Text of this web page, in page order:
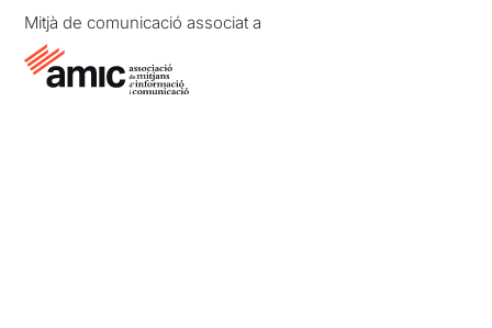
Mitjà de comunicació associat a